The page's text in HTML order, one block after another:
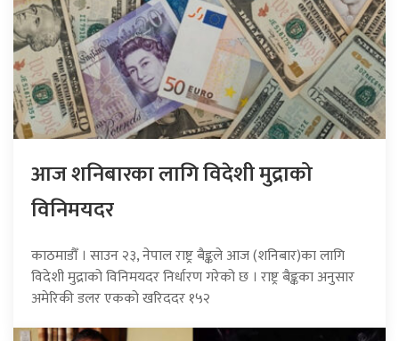
आज शनिबारका लागि विदेशी मुद्राको
विनिमयदर
काठमाडौँ । साउन २३, नेपाल राष्ट्र बैङ्कले आज (शनिबार)का लागि
विदेशी मुद्राको विनिमयदर निर्धारण गरेको छ । राष्ट्र बैङ्कका अनुसार
अमेरिकी डलर एकको खरिददर १५२